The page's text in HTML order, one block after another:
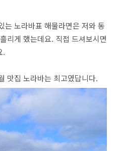
는 노라바표 해물라면은 저와 동
리게 했는데요. 직접 드셔보시면
.
맛집 노라바는 최고였답니다.